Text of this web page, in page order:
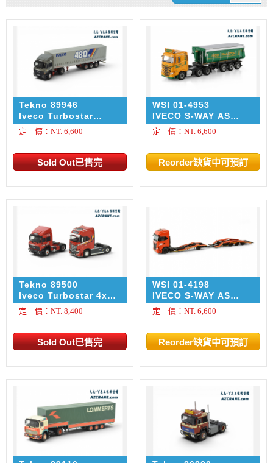
Tekno 89946
Iveco Turbostar
Demo 480PK
Turbostar demo
定 價：NT. 6,600
WSI 01-4953
IVECO S-WAY AS
LOW 6X2 MIDLIFT
AXLE NON STEERING
AXLE Nico transport
定 價：NT. 6,600
Tekno 89500
Iveco Turbostar 4x2
& Iveco S-Way 4x2
Iveco Set
定 價：NT. 8,400
WSI 01-4198
IVECO S-WAY AS
HIGH RIGED TRUCK
TRANSPORTER
TRANSPORTER
DRAWBAR TRAILER -
定 價：NT. 6,600